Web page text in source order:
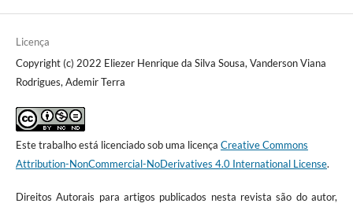
Licença
Copyright (c) 2022 Eliezer Henrique da Silva Sousa, Vanderson Viana
Rodrigues, Ademir Terra
Este trabalho está licenciado sob uma licença Creative Commons
Attribution-NonCommercial-NoDerivatives 4.0 International License.
Direitos Autorais para artigos publicados nesta revista são do autor,